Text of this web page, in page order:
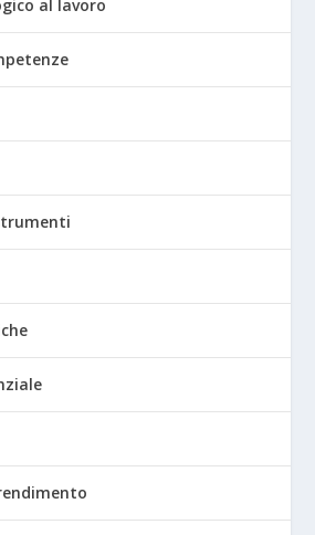
al lavoro